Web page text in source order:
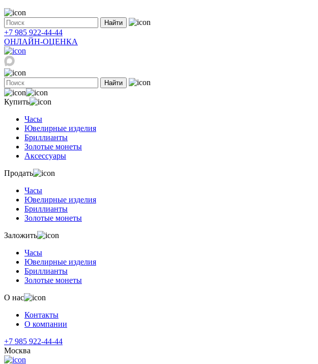
Найти
+7 985 922-44-44
ОНЛАЙН-ОЦЕНКА
Найти
Купить
Часы
Ювелирные изделия
Бриллианты
Золотые монеты
Аксессуары
Продать
Часы
Ювелирные изделия
Бриллианты
Золотые монеты
Заложить
Часы
Ювелирные изделия
Бриллианты
Золотые монеты
О нас
Контакты
О компании
+7 985 922-44-44
Москва